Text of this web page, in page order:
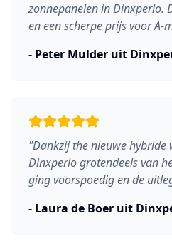
zonnepanelen in Dinxperlo.
en een scherpe prijs voor A-
- Peter Mulder uit
"Dankzij the nieuwe
Dinxperlo grotendeels van
ging voorspoedig en de
- Laura de Boer uit